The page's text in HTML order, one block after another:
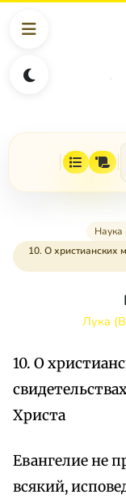
Наука
10. О христианских
Лука
10. О
Христа
Евангелие не
всякий,